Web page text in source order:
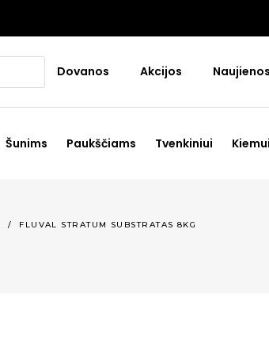
Dovanos Akcijos Naujienos
Šunims Paukščiams Tvenkiniui Kiemui
/ FLUVAL STRATUM SUBSTRATAS 8KG